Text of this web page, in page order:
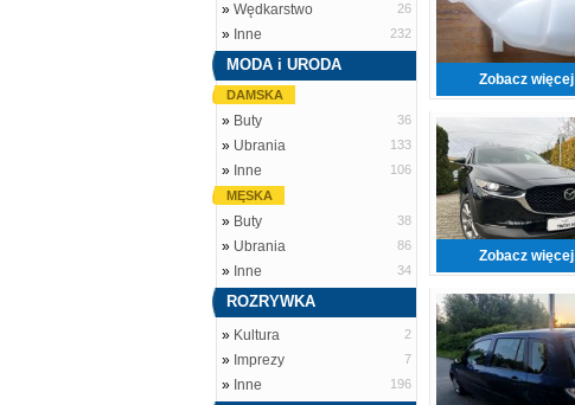
» Wędkarstwo 26
» Inne 232
MODA i URODA
DAMSKA
» Buty 36
» Ubrania 133
» Inne
106
MĘSKA
» Buty 38
» Ubrania 86
» Inne 34
ROZRYWKA
» Kultura 2
» Imprezy 7
» Inne 196
Zobacz więcej
Zobacz więcej